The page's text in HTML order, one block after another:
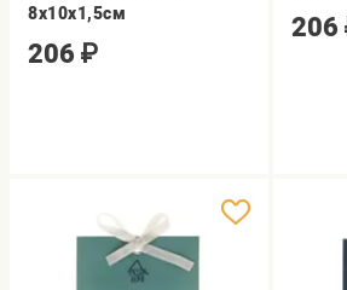
8х10х1,5см
206 ₽
206